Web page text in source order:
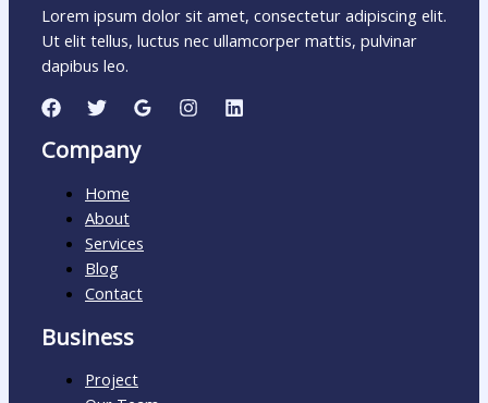
Lorem ipsum dolor sit amet, consectetur adipiscing elit.
Ut elit tellus, luctus nec ullamcorper mattis, pulvinar
dapibus leo.
Company
Home
About
Services
Blog
Contact
Business
Project